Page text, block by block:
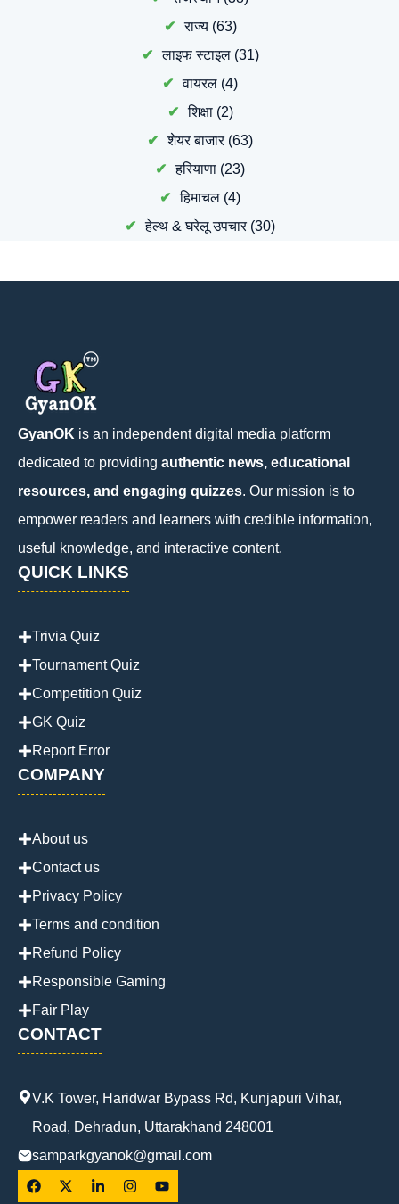
राज्य(63)
लाइफ स्टाइल(31)
वायरल (4)
शिक्षा(2)
शेयर बाजार(63)
हरियाणा (23)
हिमाचल (4)
हेल्थ & घरेलू उपचार(30)
GyanOK is an independent digital media platform
dedicated to providing authentic news, educational
resources, and engaging quizzes. Our mission is to
empower readers and learners with credible information,
useful knowledge, and interactive content.
QUICK LINKS
Trivia Quiz
Tournament Quiz
Competition Quiz
GK Quiz
Report Error
COMPANY
About us
Contact us
Privacy Policy
Terms and condition
Refund Policy
Responsible Gaming
Fair Play
CONTACT
V.K Tower, Haridwar Bypass Rd, Kunjapuri Vihar,
Road, Dehradun, Uttarakhand 248001
samparkgyanok@gmail.com